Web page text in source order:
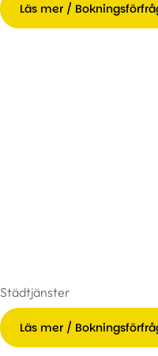
Läs mer /
Städtjänster
Läs mer /